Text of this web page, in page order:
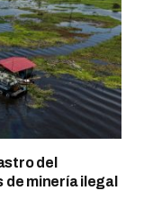
del
minería ilegal